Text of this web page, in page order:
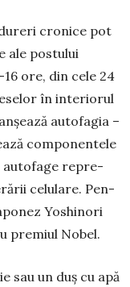
cronice pot
ale postului
ore, din cele 24
în interiorul
autofagia –
compo­nentele
au­tofage repre­
celulare. Pen­
Yo­shinori
pre­miul Nobel.
sau un duș cu apă